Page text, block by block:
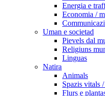
Energia e
Economia /
Uman e societad
Pievels dal
Religiuns
Linguas
Natira
Animals
Spazis vitals
Flurs e